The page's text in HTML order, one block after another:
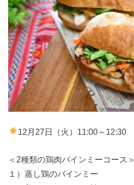
12月27日（火）11:00～12:30
＜2種類の鶏肉バインミーコース＞
１）蒸し鶏のバインミー